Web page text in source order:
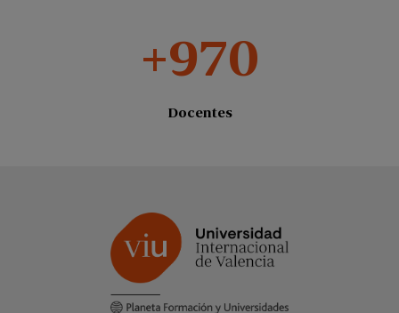
+970
Docentes